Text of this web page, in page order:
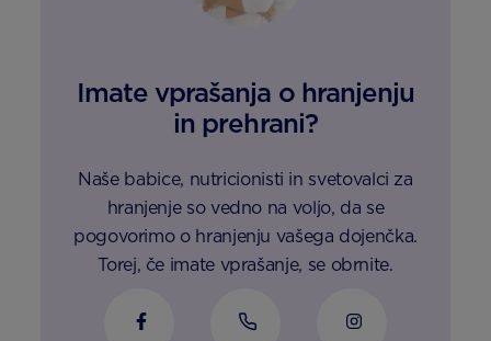
Imate vprašanja o hranjenju
in prehrani?
Naše babice, nutricionisti in svetovalci za
hranjenje so vedno na voljo, da se
pogovorimo o hranjenju vašega dojenčka.
Torej, če imate vprašanje, se obrnite.